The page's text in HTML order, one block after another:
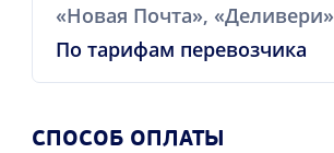
«Новая Почта», «Деливери»
По тарифам перевозчика
CПОСОБ ОПЛАТЫ